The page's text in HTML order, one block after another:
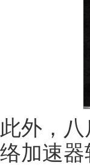
此外，
络加速